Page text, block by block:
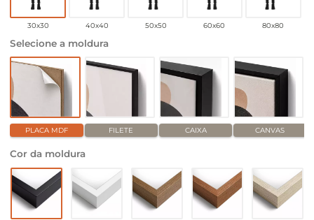
30x30 40x40 50x50 60x60 80x80
Selecione a moldura
PLACA MDF FILETE CAIXA CANVAS
Cor da moldura